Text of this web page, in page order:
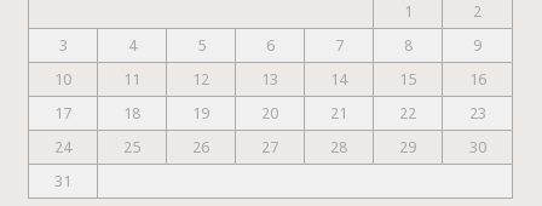
1
2
3
4 5 6 7 8
9
10
11 12 13 14 15
16
17
18 19 20 21 22
23
24
25 26 27 28 29
30
31